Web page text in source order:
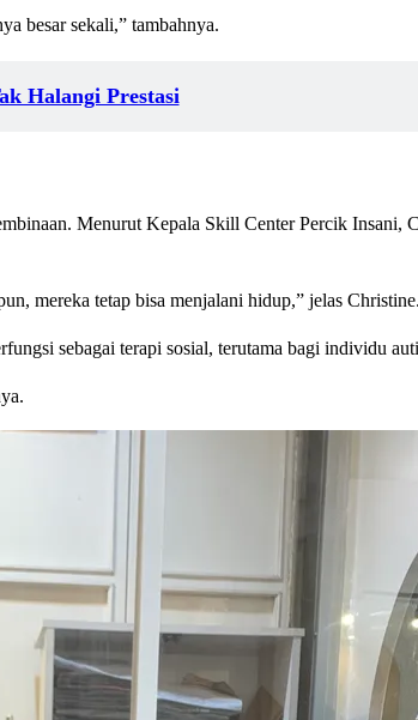
besar sekali,” tambahnya.
Halangi Prestasi
Menurut Kepala Skill Center Percik Insani,
mereka tetap bisa menjalani hidup,” jelas Christine.
sebagai terapi sosial, terutama bagi individu